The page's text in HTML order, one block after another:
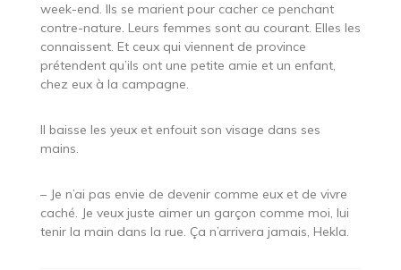
week-end. Ils se marient pour cacher ce penchant
contre-nature. Leurs femmes sont au courant. Elles les
connaissent. Et ceux qui viennent de province
prétendent qu’ils ont une petite amie et un enfant,
chez eux à la campagne.
Il baisse les yeux et enfouit son visage dans ses
mains.
– Je n’ai pas envie de devenir comme eux et de vivre
caché. Je veux juste aimer un garçon comme moi, lui
tenir la main dans la rue. Ça n’arrivera jamais, Hekla.